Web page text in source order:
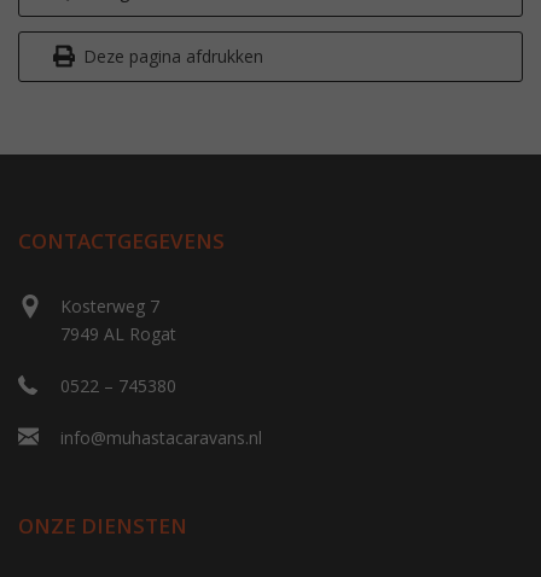
Deze pagina afdrukken
CONTACTGEGEVENS
Kosterweg 7
7949 AL Rogat
0522 – 745380
info@muhastacaravans.nl
ONZE DIENSTEN